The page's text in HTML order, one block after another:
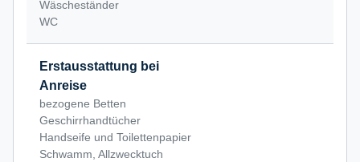
Wäscheständer
WC
Erstausstattung bei
Anreise
bezogene Betten
Geschirrhandtücher
Handseife und Toilettenpapier
Schwamm, Allzwecktuch